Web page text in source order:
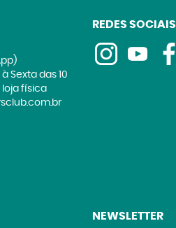
Sexta das 10
loja física
REDES SOCIAIS
NEWSLETTER